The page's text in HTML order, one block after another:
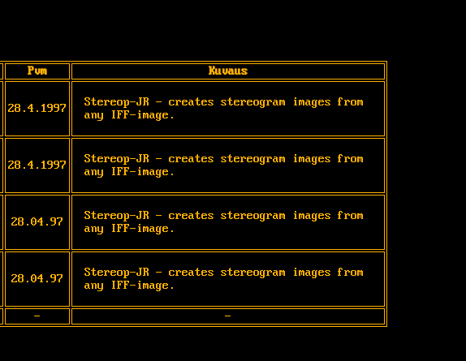
Pvm Kuvaus
28.4.1997
Stereop-JR - creates stereogram images from
any IFF-image.
28.4.1997
Stereop-JR - creates stereogram images from
any IFF-image.
28.04.97
Stereop-JR - creates stereogram images from
any IFF-image.
28.04.97
Stereop-JR - creates stereogram images from
any IFF-image.
- -